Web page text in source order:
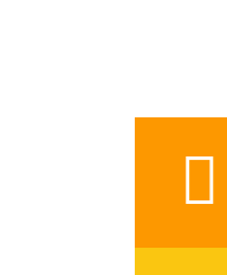
